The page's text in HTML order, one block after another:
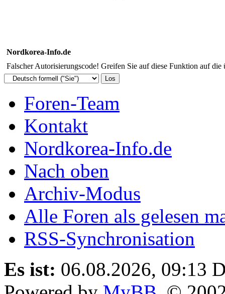
Nordkorea-Info.de
Falscher Autorisierungscode! Greifen Sie auf diese Funktion auf
Foren-Team
Kontakt
Nordkorea-Info.de
Nach oben
Archiv-Modus
Alle Foren als gelesen
RSS-Synchronisation
Es ist: 06.08.2026, 09:13